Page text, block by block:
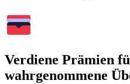
Verdiene Prämien
wahrgenommene